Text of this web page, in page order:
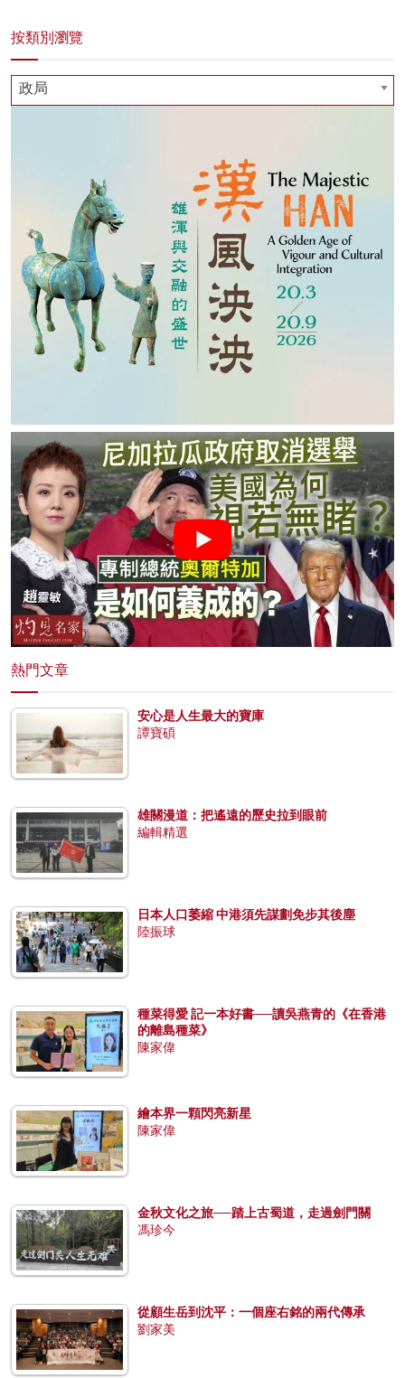
按類別瀏覽
政局
熱門文章
安心是人生最大的寶庫
譚寶碩
雄關漫道：把遙遠的歷史拉到眼前
編輯精選
日本人口萎縮 中港須先謀劃免步其後塵
陸振球
種菜得愛 記一本好書──讀吳燕青的《在香港
的離島種菜》
陳家偉
繪本界一顆閃亮新星
陳家偉
金秋文化之旅──踏上古蜀道，走過劍門關
馮珍今
從顧生岳到沈平：一個座右銘的兩代傳承
劉家美